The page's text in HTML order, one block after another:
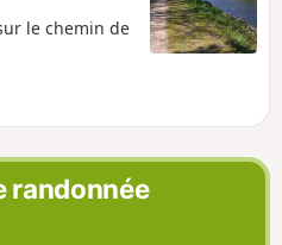
le chemin de
randonnée